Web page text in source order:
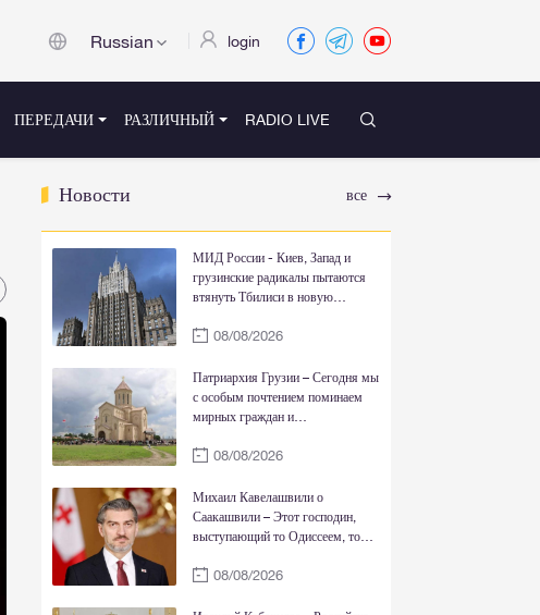
Russian login
ПЕРЕДАЧИ РАЗЛИЧНЫЙ RADIO LIVE
Новости все
МИД России - Киев, Запад и
грузинские радикалы пытаются
втянуть Тбилиси в новую
Кавказе08/08/2026
Патриархия Грузии – Сегодня мы
с особым почтением поминаем
мирных граждан и
пожертвовавших своими
достоинства страны
08/08/2026
Михаил Кавелашвили о
Саакашвили – Этот господин,
выступающий то Одиссеем, то
Чавчавадзе и Давидом-
08/08/2026